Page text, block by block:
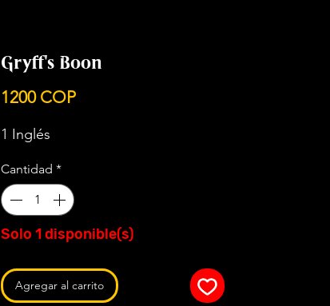
Gryff's Boon
1200 COPPrecio
1 Inglés
Cantidad *
Solo 1 disponible(s)
Agregar al carrito